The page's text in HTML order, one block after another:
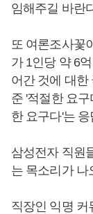
임해주길 바란
또 여론조사꽃
가 1인당 약 6
어간 것에 대한
준 '적절한 요구
한 요구다'는
삼성전자 직원
는 목소리가 나
직장인 익명 커